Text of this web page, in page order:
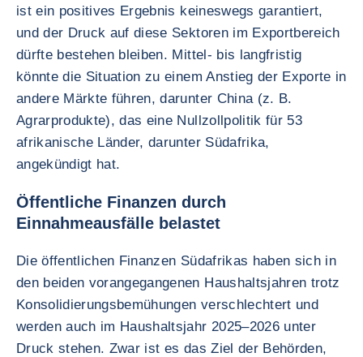
ist ein positives Ergebnis keineswegs garantiert,
und der Druck auf diese Sektoren im Exportbereich
dürfte bestehen bleiben. Mittel- bis langfristig
könnte die Situation zu einem Anstieg der Exporte in
andere Märkte führen, darunter China (z. B.
Agrarprodukte), das eine Nullzollpolitik für 53
afrikanische Länder, darunter Südafrika,
angekündigt hat.
Öffentliche Finanzen durch
Einnahmeausfälle belastet
Die öffentlichen Finanzen Südafrikas haben sich in
den beiden vorangegangenen Haushaltsjahren trotz
Konsolidierungsbemühungen verschlechtert und
werden auch im Haushaltsjahr 2025–2026 unter
Druck stehen. Zwar ist es das Ziel der Behörden,